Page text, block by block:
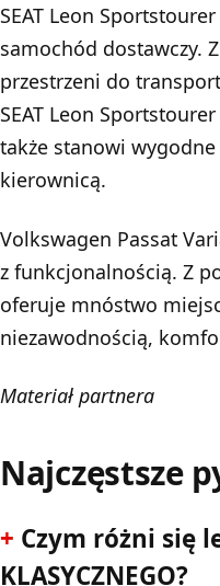
SEAT Leon
samochód dostawczy.
przestrzeni do
SEAT Leon
także stanowi
kierownicą.
Volkswagen Passat
z funkcjonalnością. Z
oferuje mnóstwo
niezawodnością,
Materiał partnera
Najczęstsze
Czym różni się
KLASYCZNEGO?